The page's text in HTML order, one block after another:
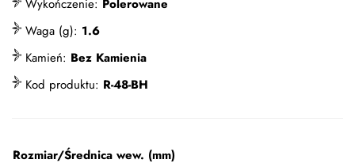
Wykończenie: Polerowane
Waga (g): 1.6
Kamień: Bez Kamienia
Kod produktu: R-48-BH
Rozmiar/Średnica wew. (mm)